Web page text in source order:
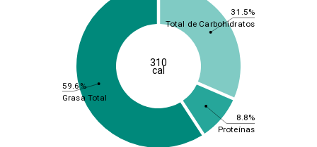
31.5%
8.8%
59.6%
Total de Carbohidratos
Proteínas
Grasa Total
310
cal